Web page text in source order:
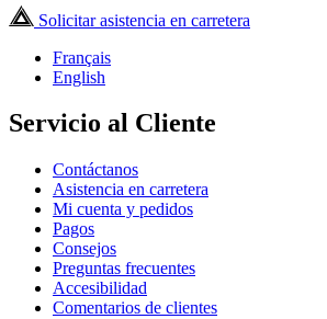
Solicitar asistencia en carretera
Français
English
Servicio al Cliente
Contáctanos
Asistencia en carretera
Mi cuenta y pedidos
Pagos
Consejos
Preguntas frecuentes
Accesibilidad
Comentarios de clientes